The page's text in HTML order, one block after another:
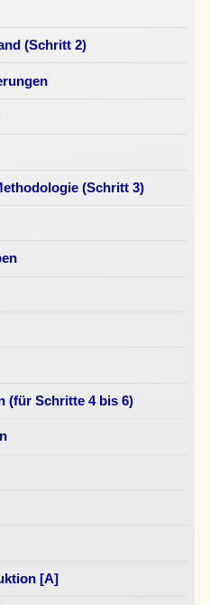
(Schritt 2)
(Schritt 3)
(für Schritte 4 bis 6)
[A]